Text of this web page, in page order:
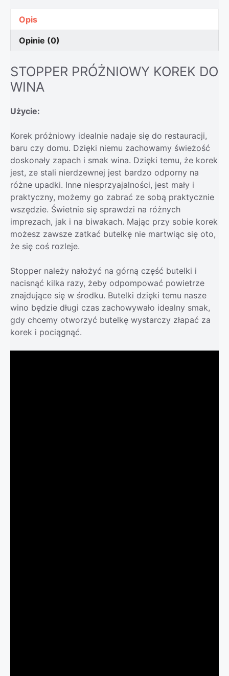
Opis
Opinie (0)
STOPPER PRÓŻNIOWY KOREK DO
WINA
Użycie:
Korek próżniowy idealnie nadaje się do restauracji,
baru czy domu. Dzięki niemu zachowamy świeżość
doskonały zapach i smak wina. Dzięki temu, że korek
jest, ze stali nierdzewnej jest bardzo odporny na
różne upadki. Inne niesprzyajalności, jest mały i
praktyczny, możemy go zabrać ze sobą praktycznie
wszędzie. Świetnie się sprawdzi na różnych
imprezach, jak i na biwakach. Mając przy sobie korek
możesz zawsze zatkać butelkę nie martwiąc się oto,
że się coś rozleje.
Stopper należy nałożyć na górną część butelki i
nacisnąć kilka razy, żeby odpompować powietrze
znajdujące się w środku. Butelki dzięki temu nasze
wino będzie długi czas zachowywało idealny smak,
gdy chcemy otworzyć butelkę wystarczy złapać za
korek i pociągnąć.